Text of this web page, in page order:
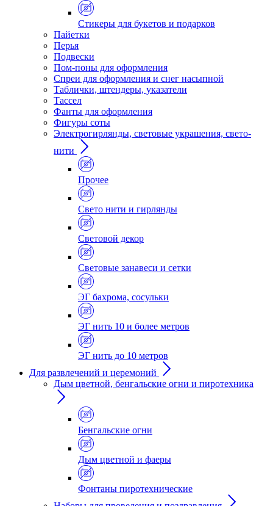
Стикеры для букетов и подарков
Пайетки
Перья
Подвески
Пом-поны для оформления
Спреи для оформления и снег насыпной
Таблички, штендеры, указатели
Тассел
Фанты для оформления
Фигуры соты
Электрогирлянды, световые украшения, свето-
нити
Прочее
Свето нити и гирлянды
Световой декор
Световые занавеси и сетки
ЭГ бахрома, сосульки
ЭГ нить 10 и более метров
ЭГ нить до 10 метров
Для развлечений и церемоний
Дым цветной, бенгальские огни и пиротехника
Бенгальские огни
Дым цветной и фаеры
Фонтаны пиротехнические